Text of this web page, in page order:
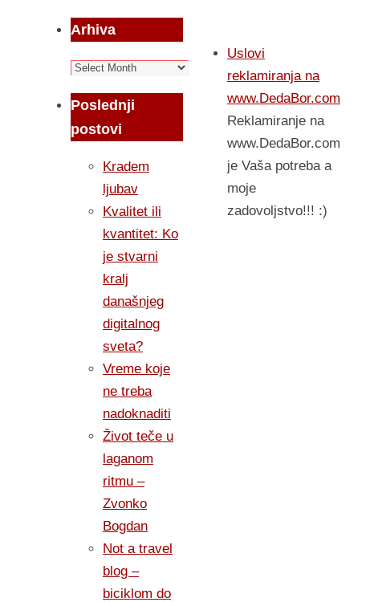
Arhiva
Arhiva
Poslednji
postovi
Kradem
ljubav
Kvalitet ili
kvantitet: Ko
je stvarni
kralj
današnjeg
digitalnog
sveta?
Vreme koje
ne treba
nadoknaditi
Život teče u
laganom
ritmu –
Zvonko
Bogdan
Not a travel
blog –
biciklom do
Uslovi
reklamiranja na
www.DedaBor.com
Reklamiranje na
www.DedaBor.com
je Vaša potreba a
moje
zadovoljstvo!!! :)